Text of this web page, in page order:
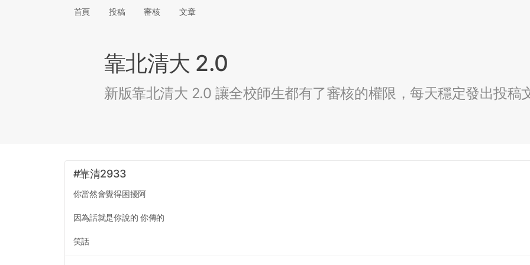
首頁 投稿 審核 文章
靠北清大 2.0
新版靠北清大 2.0 讓全校師生都有了審核的權限，每天穩定發出投稿
#靠清2933
你當然會覺得困擾阿
因為話就是你說的 你傳的
笑話